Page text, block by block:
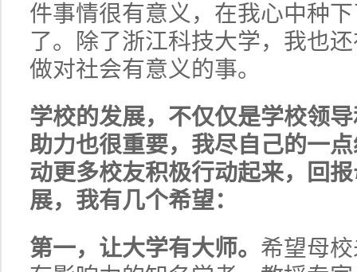
件事情很有意义，在我心中种
了。除了浙江科技大学，我也
做对社会有意义的事。
学校的发展，不仅仅是学校领
助力也很重要，我尽自己的一
动更多校友积极行动起来，回
展，我有几个希望：
第一，让大学有大师。 希望母